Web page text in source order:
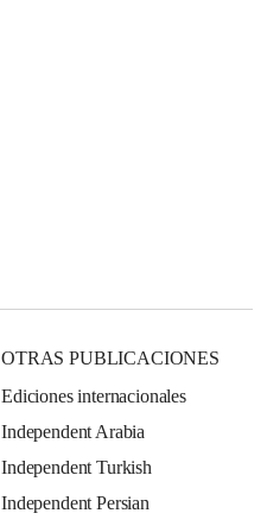
OTRAS PUBLICACIONES
Ediciones internacionales
Independent Arabia
Independent Turkish
Independent Persian